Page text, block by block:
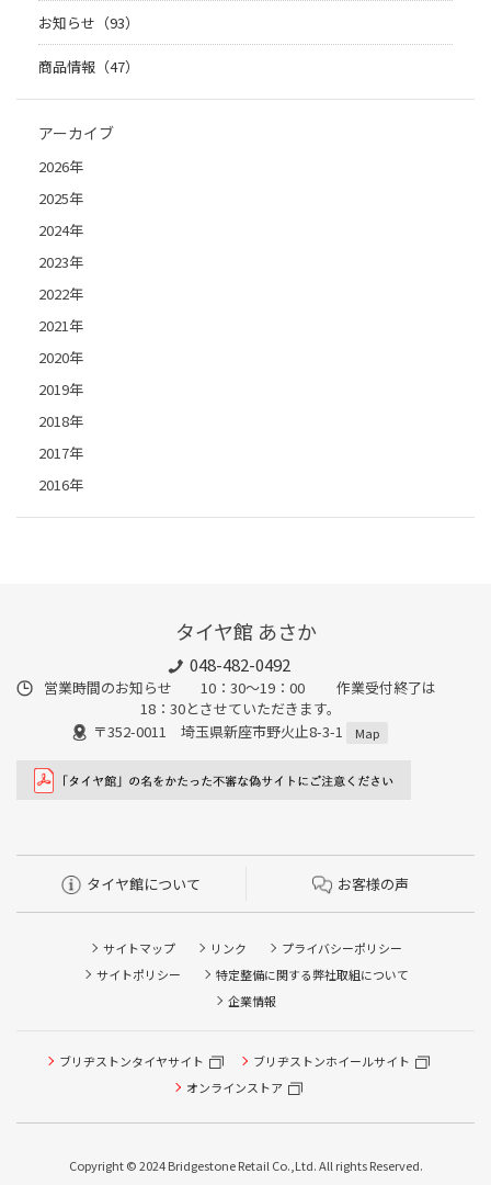
お知らせ（93）
商品情報（47）
アーカイブ
2026年
2025年
2024年
2023年
2022年
2021年
2020年
2019年
2018年
2017年
2016年
タイヤ館 あさか
048-482-0492
営業時間のお知らせ 10：30～19：00 作業受付終了は
18：30とさせていただきます。
〒352-0011 埼玉県新座市野火止8-3-1
Map
タイヤ館について お客様の声
サイトマップ リンク
プライバシーポリシー
サイトポリシー
特定整備に関する弊社取組について
企業情報
ブリヂストンタイヤサイト
ブリヂストンホイールサイト
オンラインストア
Copyright © 2024 Bridgestone Retail Co.,Ltd. All rights Reserved.
タイヤ点検・安全点検/タイヤ履き替え/オイル交換/その他
ピット作業の予約
本日のタイヤ履き替え順番待ち予約 ※クローク契約会員の